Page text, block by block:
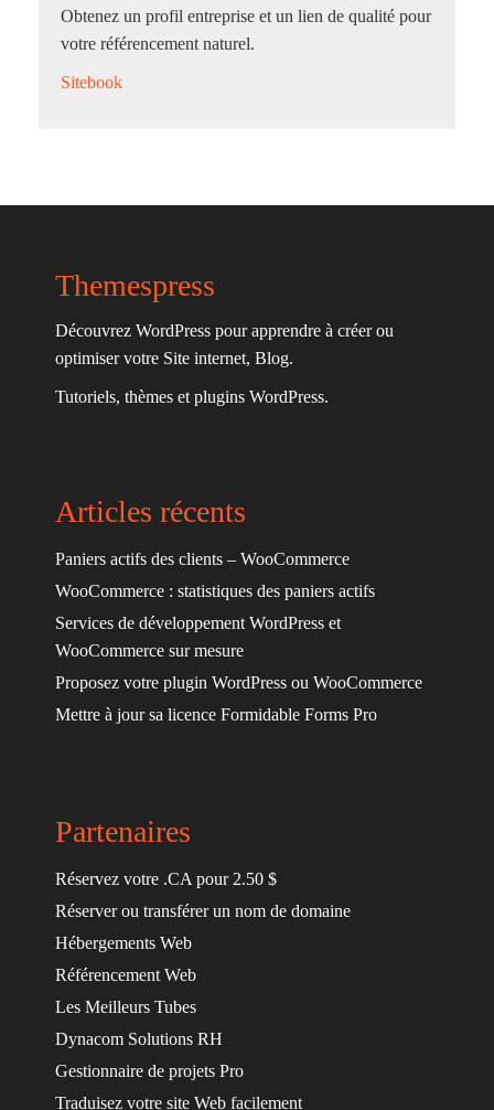
Obtenez un profil entreprise et un lien de qualité pour
votre référencement naturel.
Sitebook
Themespress
Découvrez WordPress pour apprendre à créer ou
optimiser votre Site internet, Blog.
Tutoriels, thèmes et plugins WordPress.
Articles récents
Paniers actifs des clients – WooCommerce
WooCommerce : statistiques des paniers actifs
Services de développement WordPress et
WooCommerce sur mesure
Proposez votre plugin WordPress ou WooCommerce
Mettre à jour sa licence Formidable Forms Pro
Partenaires
Réservez votre .CA pour 2.50 $
Réserver ou transférer un nom de domaine
Hébergements Web
Référencement Web
Les Meilleurs Tubes
Dynacom Solutions RH
Gestionnaire de projets Pro
Traduisez votre site Web facilement